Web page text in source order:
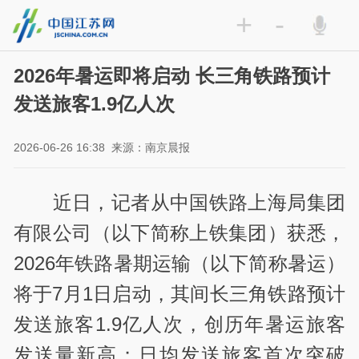
+ -
2026年暑运即将启动 长三角铁路预计
发送旅客1.9亿人次
2026-06-26 16:38 来源：南京晨报
近日，记者从中国铁路上海局集团
有限公司（以下简称上铁集团）获悉，
2026年铁路暑期运输（以下简称暑运）
将于7月1日启动，其间长三角铁路预计
发送旅客1.9亿人次，创历年暑运旅客
发送量新高；日均发送旅客首次突破